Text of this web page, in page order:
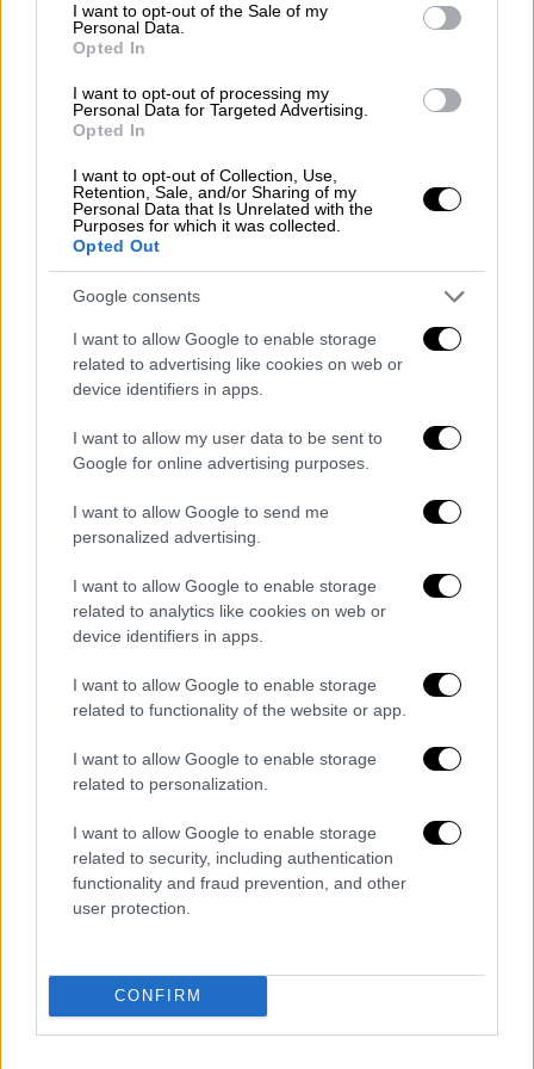
I want to opt-out of the Sale of my
Personal Data.
Opted In
I want to opt-out of processing my
Personal Data for Targeted Advertising.
Opted In
I want to opt-out of Collection, Use,
Retention, Sale, and/or Sharing of my
Personal Data that Is Unrelated with the
Purposes for which it was collected.
Opted Out
Google consents
I want to allow Google to enable storage
related to advertising like cookies on web or
device identifiers in apps.
I want to allow my user data to be sent to
Google for online advertising purposes.
I want to allow Google to send me
personalized advertising.
I want to allow Google to enable storage
related to analytics like cookies on web or
device identifiers in apps.
I want to allow Google to enable storage
related to functionality of the website or app.
I want to allow Google to enable storage
related to personalization.
I want to allow Google to enable storage
related to security, including authentication
functionality and fraud prevention, and other
user protection.
CONFIRM
να περιγράφει το συλλογικό αίτημά του «να
αναπνεύσει τον αέρα του βουνού».
Σχεδόν 120 χρόνια μετά την πρώτη
δημοσίευση της «Φόνισσας», το 1903 στο
του Αλέξανδρου Παπαδιαμάντη, εξακολουθεί
να κεντρίζει το ενδιαφέρον, χάρη στην
πολυπλοκότητά του και το ανεξάντλητο των
αναγνώσεων και των ερμηνειών του. Στο
ιδιαίτερο του χαρακτήρα της «Φόνισσας»
εστιάζει και η παράσταση με πέντε γυναίκες
επί σκηνής, που προσπαθούν να κατανοήσουν
τα πολλαπλά πρόσωπα της αινιγματικής
γριάς Χαδούλας ή Φραγκογιαννούς. Οι
παραστάσεις θα δίνονται στο Θέατρο Τ από
τις 4 ως τις 29 Οκτωβρίου -ήταν ήδη sold
out την περασμένη Άνοιξη-, ενώ αν υπάρξει
παραταθούν.
Ως άλλη serial killer, η Έφη Σταμούλη
παρασύρει το κοινό στα μονοπάτια του